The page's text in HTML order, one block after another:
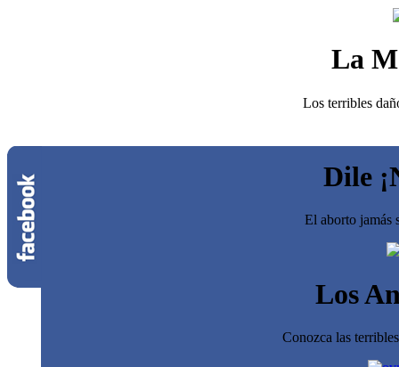
La
Los terribles
Dile
El aborto jamás
Los
Conozca las